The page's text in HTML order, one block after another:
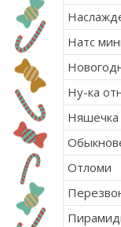
Натс
Ну-ка
Няшечка
Отломи